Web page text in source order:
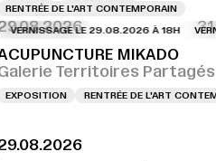
RENTRÉE DE L'ART CONTEMPORAIN
LE 29.08.2026 À 15H
À 16H VERNISSAGE LE 29.08.2026
LE 29.08.2026 À 18H
MIKADO
Territoires Partagés
EXPOSITION RENTRÉE DE L'ART
À 18H VERNISSAGE LE 29.08.2026 À